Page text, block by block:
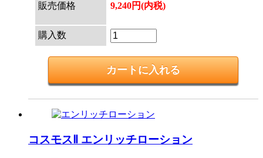
販売価格 9,240円(内税)
購入数
コスモスⅡ エンリッチローション